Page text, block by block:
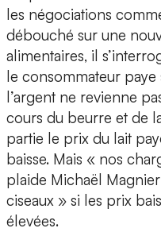
les négociations
débouché sur une
alimentaires, il
le consommateur
l’argent ne revienne
cours du beurre et de
partie le prix du lait
baisse. Mais « nos
plaide Michaël
ciseaux » si les prix
élevées.